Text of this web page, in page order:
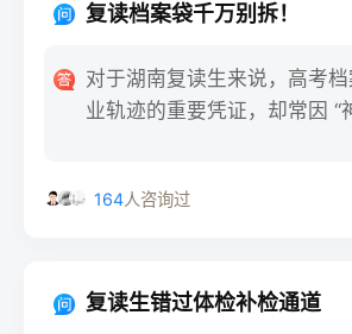
复读档案袋千万别拆！
对于湖南复读生来说，高考
业轨迹的重要凭证，却常因 “
164人咨询过
复读生错过体检补检通道